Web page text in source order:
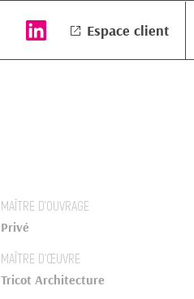
Espace client
MAÎTRE D’OUVRAGE
Privé
MAÎTRE D’ŒUVRE
Tricot Architecture